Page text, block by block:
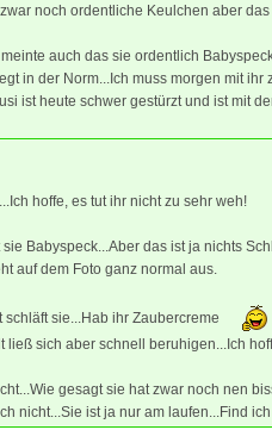
noch ordentliche Keulchen aber das
auch das sie ordentlich
in der Norm...Ich muss morgen mit
ist heute schwer gestürzt und ist mit
hoffe, es tut ihr nicht zu sehr weh!
Babyspeck...Aber das ist ja nichts
auf dem Foto ganz normal aus.
schläft sie...Hab ihr Zaubercreme
ließ sich aber schnell beruhigen...Ich
gesagt sie hat zwar noch nen
nicht...Sie ist ja nur am laufen...Find ich